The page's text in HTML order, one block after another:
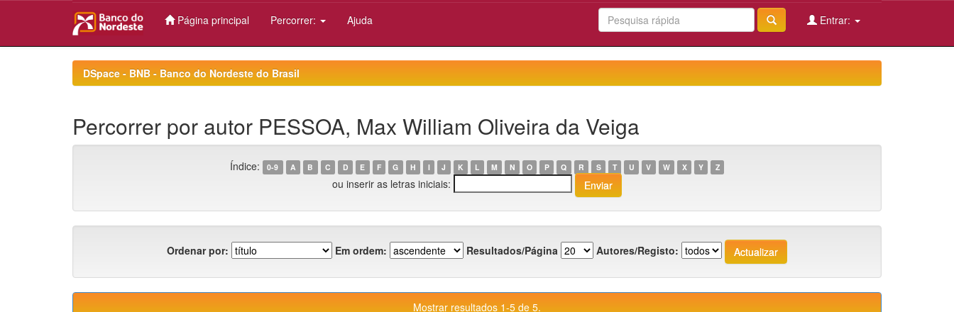
Página principal Percorrer: Ajuda Entrar:
DSpace - BNB - Banco do Nordeste do Brasil
Percorrer por autor PESSOA, Max William Oliveira da Veiga
Índice: 0-9 A B C D E F G H I J K L M N O P Q R S T U V W X Y Z
ou inserir as letras iniciais:
Ordenar por: Em ordem: Resultados/Página Autores/Registo:
Mostrar resultados 1-5 de 5.